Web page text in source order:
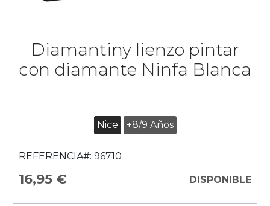
Diamantiny lienzo pintar
con diamante Ninfa Blanca
Nice +8/9 Años
REFERENCIA#: 96710
16,95 € DISPONIBLE